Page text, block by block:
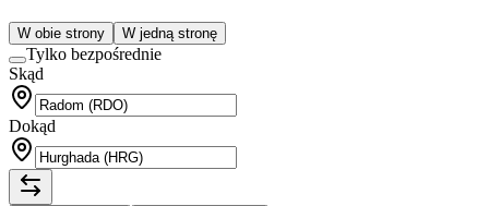
W obie strony W jedną stronę
Tylko bezpośrednie
Skąd
Dokąd